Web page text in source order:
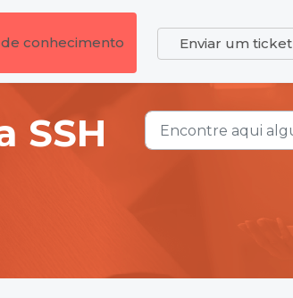
de conhecimento Enviar um ticket
SSH